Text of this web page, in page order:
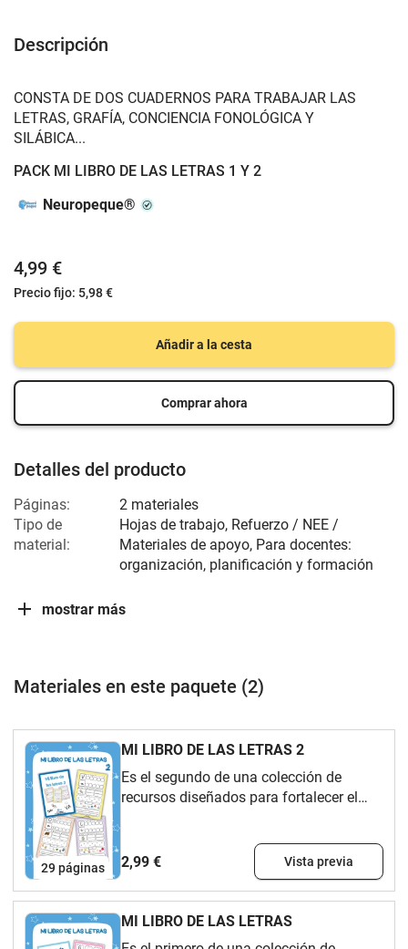
Descripción
CONSTA DE DOS CUADERNOS PARA TRABAJAR LAS
LETRAS, GRAFÍA, CONCIENCIA FONOLÓGICA Y
SILÁBICA...
PACK MI LIBRO DE LAS LETRAS 1 Y 2
Neuropeque®
4,99 €
Precio fijo: 5,98 €
Añadir a la cesta
Comprar ahora
Detalles del producto
Páginas:
2 materiales
Tipo de
material:
Hojas de trabajo, Refuerzo / NEE /
Materiales de apoyo, Para docentes:
organización, planificación y formación
mostrar más
Materiales en este paquete (2)
29páginas
MI LIBRO DE LAS LETRAS 2
Es el segundo de una colección de
recursos diseñados para fortalecer el
identificación, búsqueda y conciencia
fonológica en l@s peques. Página por
letra del abecedario: Cada página se
centra en una letra específica y
2,99 € Vista previa
MI LIBRO DE LAS LETRAS